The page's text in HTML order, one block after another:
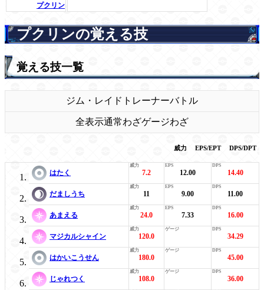
プクリン
プクリンの覚える技
覚える技一覧
ジム・レイド トレーナーバトル
全表示通常わざゲージわざ
威力 EPS/EPT DPS/DPT
はたく 7.2 12.00 14.40
だましうち 11 9.00 11.00
あまえる 24.0 7.33 16.00
マジカルシャイン 120.0 34.29
はかいこうせん 180.0 45.00
じゃれつく 108.0 36.00